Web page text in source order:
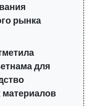
рынка
для